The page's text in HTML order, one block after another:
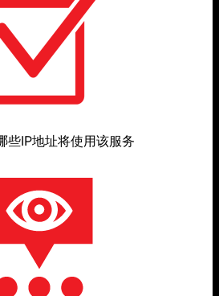
些IP地址将使用该服务